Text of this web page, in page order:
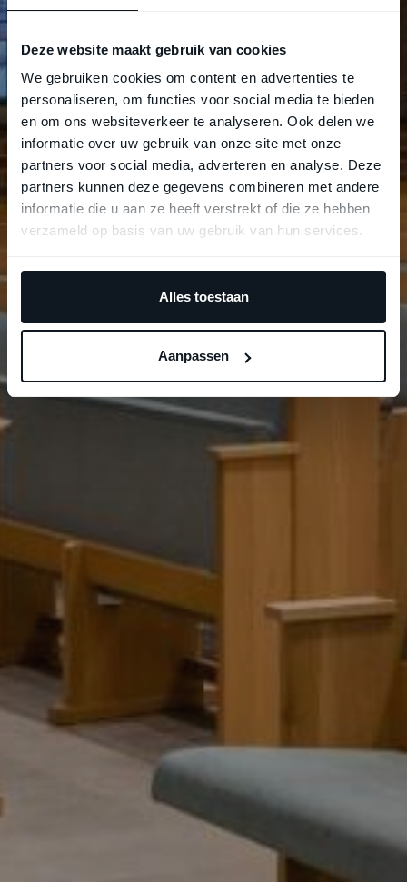
Deze website maakt gebruik van cookies
We gebruiken cookies om content en advertenties te
personaliseren, om functies voor social media te bieden
en om ons websiteverkeer te analyseren. Ook delen we
informatie over uw gebruik van onze site met onze
partners voor social media, adverteren en analyse. Deze
partners kunnen deze gegevens combineren met andere
informatie die u aan ze heeft verstrekt of die ze hebben
verzameld op basis van uw gebruik van hun services.
Alles toestaan
Aanpassen